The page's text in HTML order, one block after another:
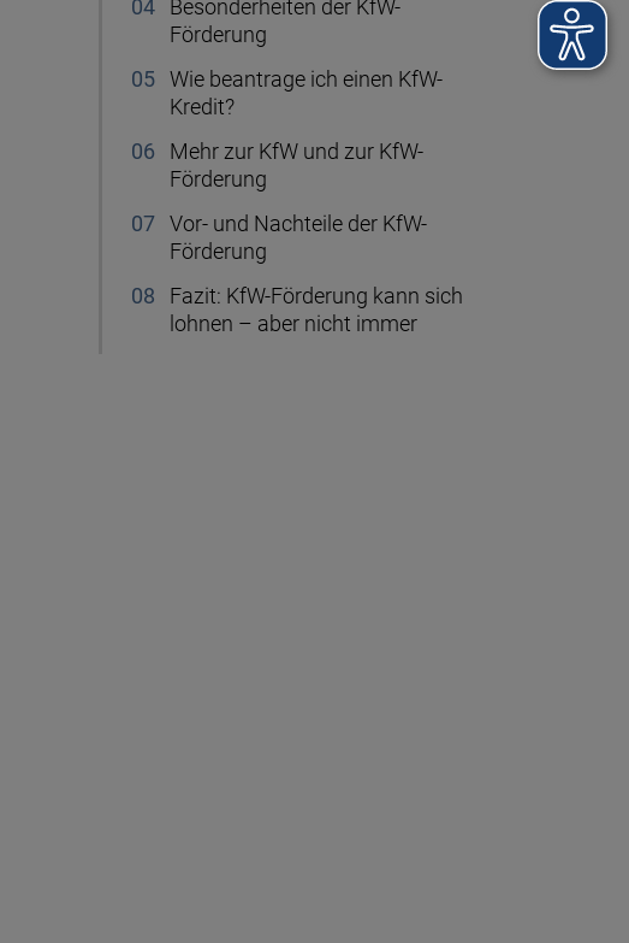
Besonderheiten der KfW-
Förderung
Wie beantrage ich einen KfW-
Kredit?
Mehr zur KfW und zur KfW-
Förderung
Vor- und Nachteile der KfW-
Förderung
Fazit: KfW-Förderung kann sich
lohnen – aber nicht immer